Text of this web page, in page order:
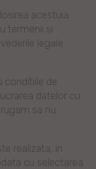
acestuia
termenii si
legale
conditiile de
datelor cu
sa nu
realizata, in
cu selectarea